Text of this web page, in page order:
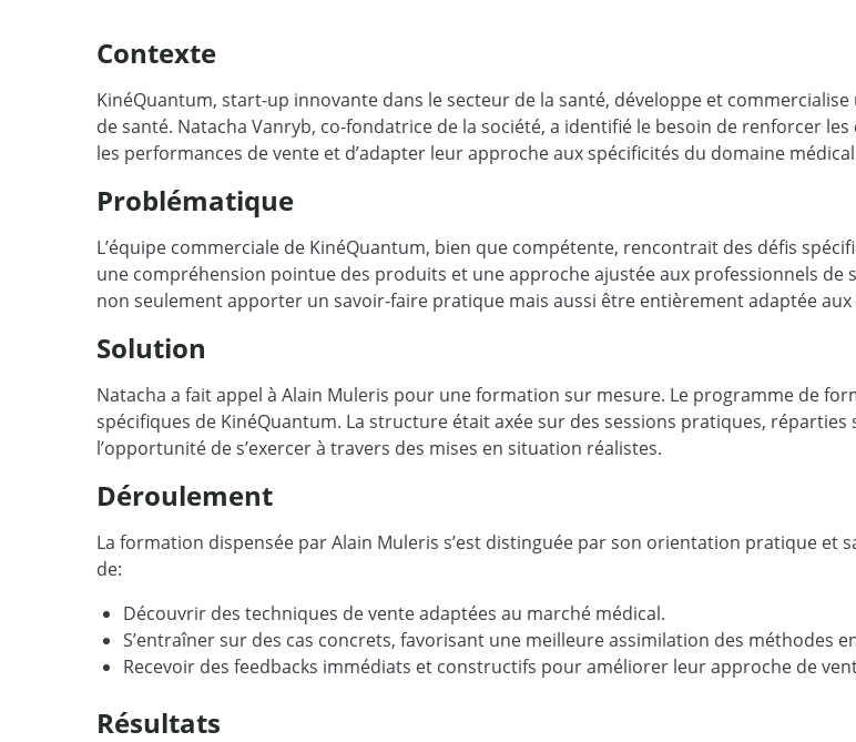
Contexte
KinéQuantum, start-up innovante dans le secteur de la santé, développe et
de santé. Natacha Vanryb, co-fondatrice de la société, a identifié le besoin de renforcer
les performances de vente et d’adapter leur approche aux spécificités du domaine
Problématique
L’équipe commerciale de KinéQuantum, bien que compétente, rencontrait des défis
une compréhension pointue des produits et une approche ajustée aux professionnels
non seulement apporter un savoir-faire pratique mais aussi être entièrement adaptée
Solution
Natacha a fait appel à Alain Muleris pour une formation sur mesure. Le programme de
spécifiques de KinéQuantum. La structure était axée sur des sessions pratiques,
l’opportunité de s’exercer à travers des mises en situation réalistes.
Déroulement
La formation dispensée par Alain Muleris s’est distinguée par son orientation pratique et
de:
Découvrir des techniques de vente adaptées au marché médical.
S’entraîner sur des cas concrets, favorisant une meilleure assimilation des méthodes
Recevoir des feedbacks immédiats et constructifs pour améliorer leur approche de
Résultats